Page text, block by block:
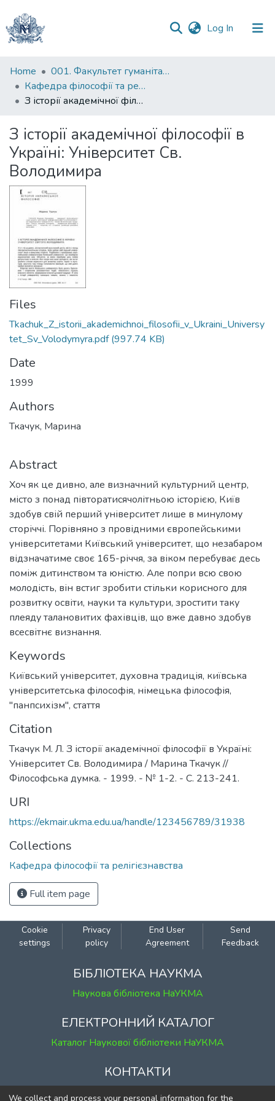
Log In (current)
Communities
&
Collections
Statistics
Home
001. Факультет гуманітарних наук
Кафедра філософії та релігієзнавства
З історії академічної філософії в Україні: Університет Св. Володимира
З історії академічної філософії в
Україні: Університет Св.
Володимира
Files
Tkachuk_Z_istorii_akademichnoi_filosofii_v_Ukraini_Universy
tet_Sv_Volodymyra.pdf(997.74 KB)
Date
1999
Authors
Ткачук, Марина
Abstract
Хоч як це дивно, але визначний культурний центр,
місто з понад півторатисячолітньою історією, Київ
здобув свій перший університет лише в минулому
сторіччі. Порівняно з провідними європейськими
університетами Київський університет, що незабаром
відзначатиме своє 165-річчя, за віком перебуває десь
поміж дитинством та юністю. Але попри всю свою
молодість, він встиг зробити стільки корисного для
розвитку освіти, науки та культури, зростити таку
плеяду талановитих фахівців, що вже давно здобув
Keywords
Київський університет, духовна традиція, київська
університетська філософія, німецька філософія,
"панпсихізм", стаття
Citation
Ткачук М. Л. З історії академічної філософії в Україні:
Університет Св. Володимира / Марина Ткачук //
Філософська думка. - 1999. - № 1-2. - С. 213-241.
URI
https://ekmair.ukma.edu.ua/handle/123456789/31938
Collections
Кафедра філософії та релігієзнавства
Full item page
Cookie
settings
Privacy
policy
End User
Agreement
Send
Feedback
БІБЛІОТЕКА НАУКМА
Наукова бібліотека НаУКМА
ЕЛЕКТРОННИЙ КАТАЛОГ
Каталог Наукової бібліотеки НаУКМА
КОНТАКТИ
м. Київ, вул. Григорія Сковороди, 2
We collect and process your personal information for the